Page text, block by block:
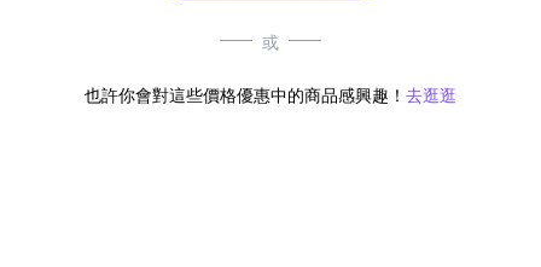
或
也許你會對這些價格優惠中的商品感興趣！ 去逛逛